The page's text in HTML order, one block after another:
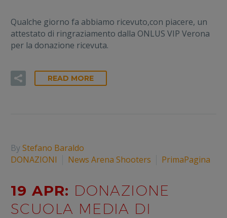
Qualche giorno fa abbiamo ricevuto,con piacere, un
attestato di ringraziamento dalla ONLUS VIP Verona
per la donazione ricevuta.
READ MORE
ByStefano Baraldo
DONAZIONI
News Arena Shooters PrimaPagina
19 APR: DONAZIONE
SCUOLA MEDIA DI